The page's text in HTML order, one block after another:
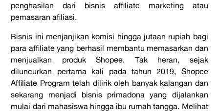
penghasilan dari bisnis affiliate marketing atau
pemasaran afiliasi.
Bisnis ini menjanjikan komisi hingga jutaan rupiah bagi
para affiliateyang berhasil membantu memasarkan dan
menjualkan produkShopee. Tak heran, sejak
diluncurkan pertama kali pada tahun 2019, Shopee
Affiliate Program telah dilirik oleh banyak kalangan dan
sekarang menjadi bisnis primadona yang dijalankan
mulai dari mahasiswa hingga ibu rumah tangga. Melihat